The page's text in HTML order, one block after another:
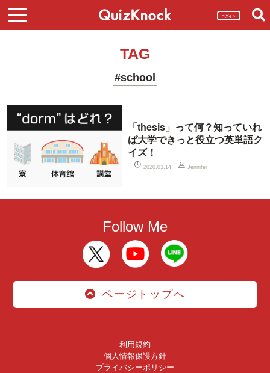
ログイン
TAG
#school
「thesis」って何？知っていれ
ば大学できっと役立つ英単語ク
イズ！
2020.03.14 Jennifer
Follow Me
ページトップへ
利用規約
個人情報保護方針
プライバシーポリシー